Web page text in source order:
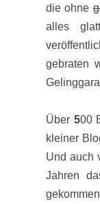
die ohne
alles
gebraten
Über 500
kleiner
Und auch
Jahren